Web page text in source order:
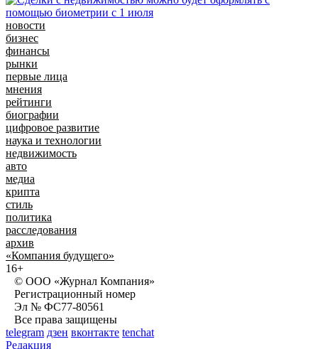
новости
бизнес
финансы
рынки
первые лица
мнения
рейтинги
биографии
цифровое развитие
наука и технологии
недвижимость
авто
медиа
крипта
стиль
политика
расследования
архив
«Компания будущего»
16+
© ООО «Журнал Компания»
Регистрационный номер
Эл № ФС77-80561
Все права защищены
telegram дзен вконтакте tenchat
Редакция